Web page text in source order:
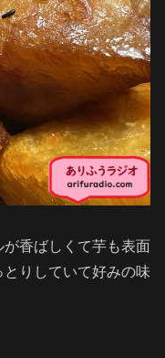
香ばしくて芋も表面
りしていて好みの味